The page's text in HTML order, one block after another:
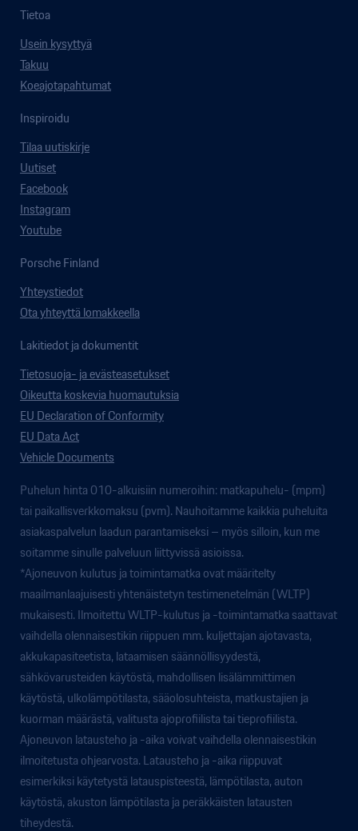
Tietoa
Usein kysyttyä
Takuu
Koeajotapahtumat
Inspiroidu
Tilaa uutiskirje
Uutiset
Facebook
Instagram
Youtube
Porsche Finland
Yhteystiedot
Ota yhteyttä lomakkeella
Lakitiedot ja dokumentit
Tietosuoja- ja evästeasetukset
Oikeutta koskevia huomautuksia
EU Declaration of Conformity
EU Data Act
Vehicle Documents
Puhelun hinta 010-alkuisiin numeroihin: matkapuhelu- (mpm)
tai paikallisverkkomaksu (pvm). Nauhoitamme kaikkia puheluita
asiakaspalvelun laadun parantamiseksi – myös silloin, kun me
soitamme sinulle palveluun liittyvissä asioissa.
*Ajoneuvon kulutus ja toimintamatka ovat määritelty
maailmanlaajuisesti yhtenäistetyn testimenetelmän (WLTP)
mukaisesti. Ilmoitettu WLTP-kulutus ja -toimintamatka saattavat
vaihdella olennaisestikin riippuen mm. kuljettajan ajotavasta,
akkukapasiteetista, lataamisen säännöllisyydestä,
sähkövarusteiden käytöstä, mahdollisen lisälämmittimen
käytöstä, ulkolämpötilasta, sääolosuhteista, matkustajien ja
kuorman määrästä, valitusta ajoprofiilista tai tieprofiilista.
Ajoneuvon latausteho ja -aika voivat vaihdella olennaisestikin
ilmoitetusta ohjearvosta. Latausteho ja -aika riippuvat
esimerkiksi käytetystä latauspisteestä, lämpötilasta, auton
käytöstä, akuston lämpötilasta ja peräkkäisten latausten
tiheydestä.